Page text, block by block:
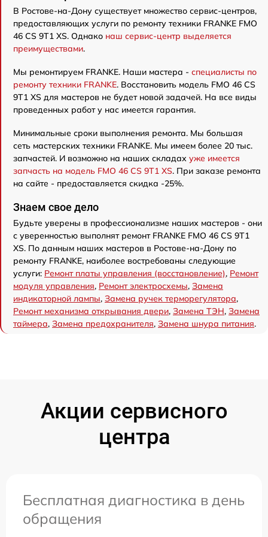
В Ростове-на-Дону существует множество сервис-центров,
предоставляющих услуги по ремонту техники FRANKE FMO
46 CS 9T1 XS. Однако наш сервис-центр выделяется
преимуществами.
Мы ремонтируем FRANKE. Наши мастера - специалисты по
ремонту техники FRANKE. Восстановить модель FMO 46 CS
9T1 XS для мастеров не будет новой задачей. На все виды
проведенных работ у нас имеется гарантия.
Минимальные сроки выполнения ремонта. Мы большая
сеть мастерских техники FRANKE. Мы имеем более 20 тыс.
запчастей. И возможно на наших складах уже имеется
запчасть на модель FMO 46 CS 9T1 XS. При заказе ремонта
на сайте - предоставляется скидка -25%.
Знаем свое дело
Будьте уверены в профессионализме наших мастеров - они
с уверенностью выполнят ремонт FRANKE FMO 46 CS 9T1
XS. По данным наших мастеров в Ростове-на-Дону по
ремонту FRANKE, наиболее востребованы следующие
услуги: Ремонт платы управления (восстановление), Ремонт
модуля управления, Ремонт электросхемы, Замена
индикаторной лампы, Замена ручек терморегулятора,
Ремонт механизма открывания двери, Замена ТЭН, Замена
таймера, Замена предохранителя, Замена шнура питания.
Акции сервисного
центра
Бесплатная диагностика в день
обращения